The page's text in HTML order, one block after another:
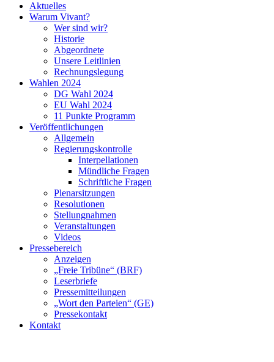
Aktuelles
Warum Vivant?
Wer sind wir?
Historie
Abgeordnete
Unsere Leitlinien
Rechnungslegung
Wahlen 2024
DG Wahl 2024
EU Wahl 2024
11 Punkte Programm
Veröffentlichungen
Allgemein
Regierungskontrolle
Interpellationen
Mündliche Fragen
Schriftliche Fragen
Plenarsitzungen
Resolutionen
Stellungnahmen
Veranstaltungen
Videos
Pressebereich
Anzeigen
„Freie Tribüne“ (BRF)
Leserbriefe
Pressemitteilungen
„Wort den Parteien“ (GE)
Pressekontakt
Kontakt